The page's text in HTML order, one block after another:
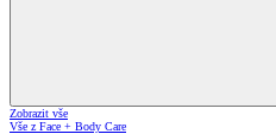
Zobrazit vše
Vše z Face + Body Care